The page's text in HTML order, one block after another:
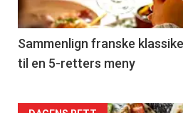
-
5
Sammenlign franske
til en 5-retters meny